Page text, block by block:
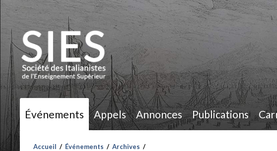
Événements Appels Annonces Publications
Accueil / Événements / Archives /